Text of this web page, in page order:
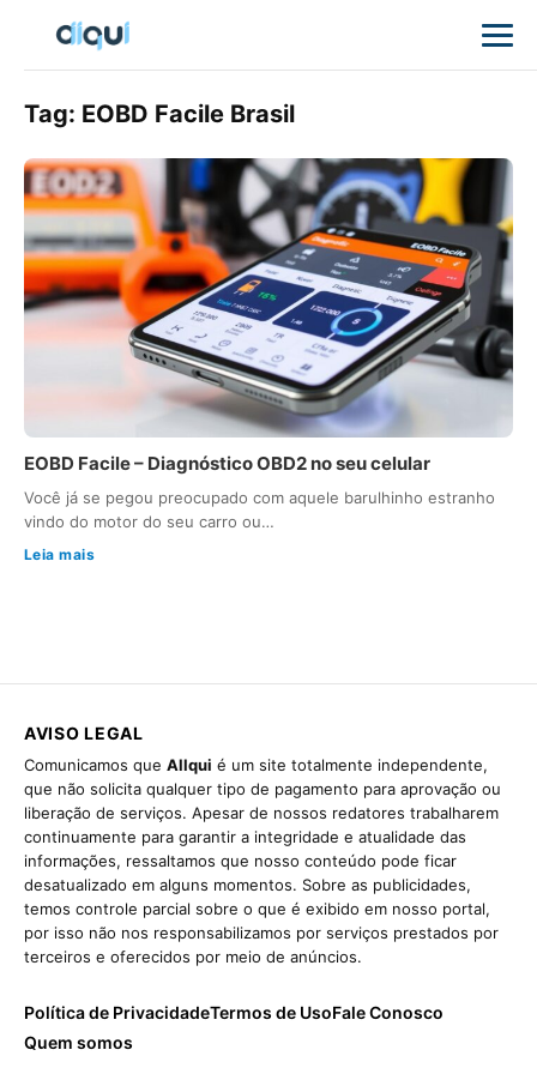
Tag: EOBD Facile Brasil
EOBD Facile – Diagnóstico OBD2 no seu celular
Você já se pegou preocupado com aquele barulhinho estranho
vindo do motor do seu carro ou…
Leia mais
AVISO LEGAL
Comunicamos que Allqui é um site totalmente independente,
que não solicita qualquer tipo de pagamento para aprovação ou
liberação de serviços. Apesar de nossos redatores trabalharem
continuamente para garantir a integridade e atualidade das
informações, ressaltamos que nosso conteúdo pode ficar
desatualizado em alguns momentos. Sobre as publicidades,
temos controle parcial sobre o que é exibido em nosso portal,
por isso não nos responsabilizamos por serviços prestados por
terceiros e oferecidos por meio de anúncios.
Política de PrivacidadeTermos de UsoFale Conosco
Quem somos